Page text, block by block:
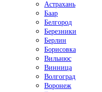
Астрахань
Баар
Белгород
Березники
Берлин
Борисовка
Вильнюс
Винница
Волгоград
Воронеж